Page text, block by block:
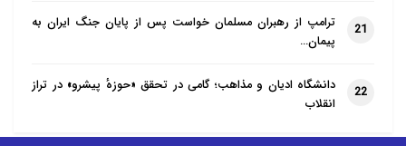
21
ترامپ از رهبران مسلمان خواست پس از پایان جنگ ایران به
پیمان…
22
دانشگاه ادیان و مذاهب؛ گامی در تحقق «حوزهٔ پیشرو» در تراز
انقلاب